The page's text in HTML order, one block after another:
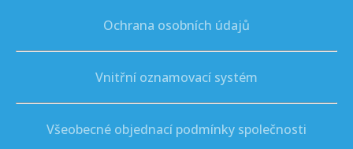
Ochrana osobních údajů
Vnitřní oznamovací systém
Všeobecné objednací podmínky společnosti